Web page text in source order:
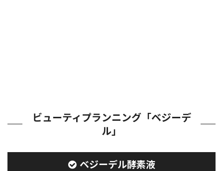
ビューティプランニング「ベジーデ
ル」
ベジーデル酵素液